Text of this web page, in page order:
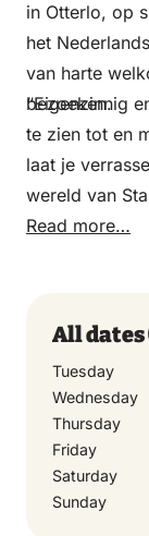
in Otterlo, op
het
van harte
bezoeken.
“Eigenzinnig
te zien tot en
laat je
wereld van
Read more…
All dates
Tuesday
Wednesday
Thursday
Friday
Saturday
Sunday